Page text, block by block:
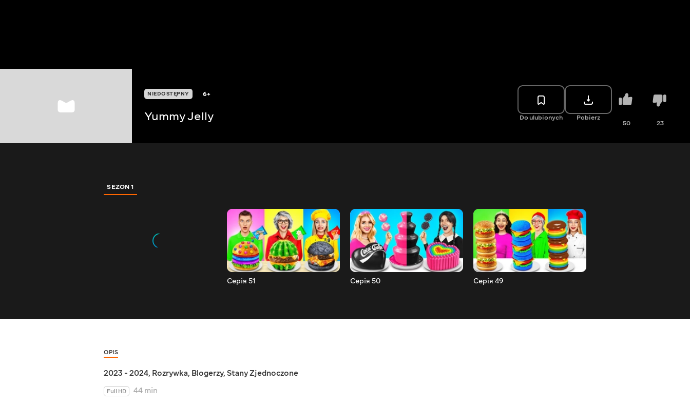
NIEDOSTĘPNY 6+
Yummy Jelly Do ulubionych Pobierz
50 23
SEZON 1
Серія 51 Серія 50 Серія 49
OPIS
2023 - 2024, Rozrywka, Blogerzy, Stany Zjednoczone
Full HD
44 min